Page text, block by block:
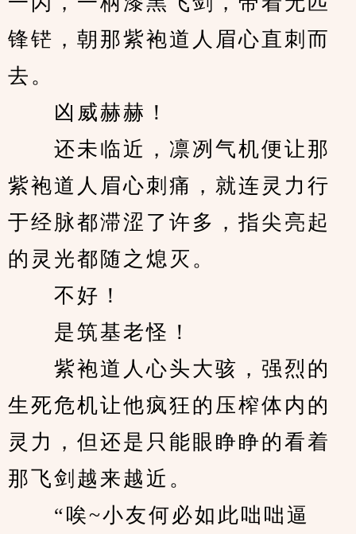
锋铓，朝那紫袍道人眉心直刺而
去。
凶威赫赫！
还未临近，凛冽气机便让那
紫袍道人眉心刺痛，就连灵力行
于经脉都滞涩了许多，指尖亮起
的灵光都随之熄灭。
不好！
是筑基老怪！
紫袍道人心头大骇，强烈的
生死危机让他疯狂的压榨体内的
灵力，但还是只能眼睁睁的看着
那飞剑越来越近。
“唉~小友何必如此咄咄逼